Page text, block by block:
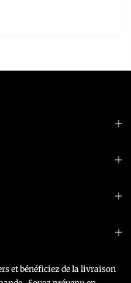
et bénéficiez de la livraison